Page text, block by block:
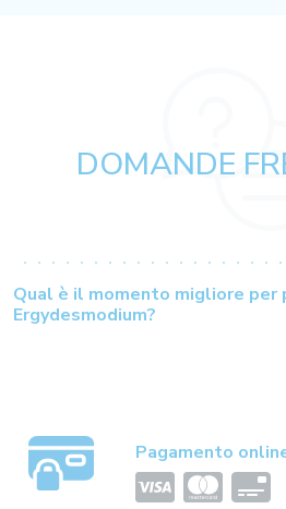
DOMANDE
Qual è il momento migliore per
Ergydesmodium?
Pagamento